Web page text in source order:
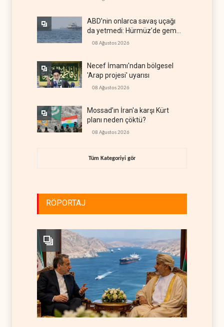
ABD’nin onlarca savaş uçağı
da yetmedi: Hürmüz’de gemi
vuruldu
08 Ağustos 2026
Necef İmamı'ndan bölgesel
'Arap projesi' uyarısı
08 Ağustos 2026
Mossad’ın İran'a karşı Kürt
planı neden çöktü?
08 Ağustos 2026
Tüm Kategoriyi gör
RÖPORTAJ